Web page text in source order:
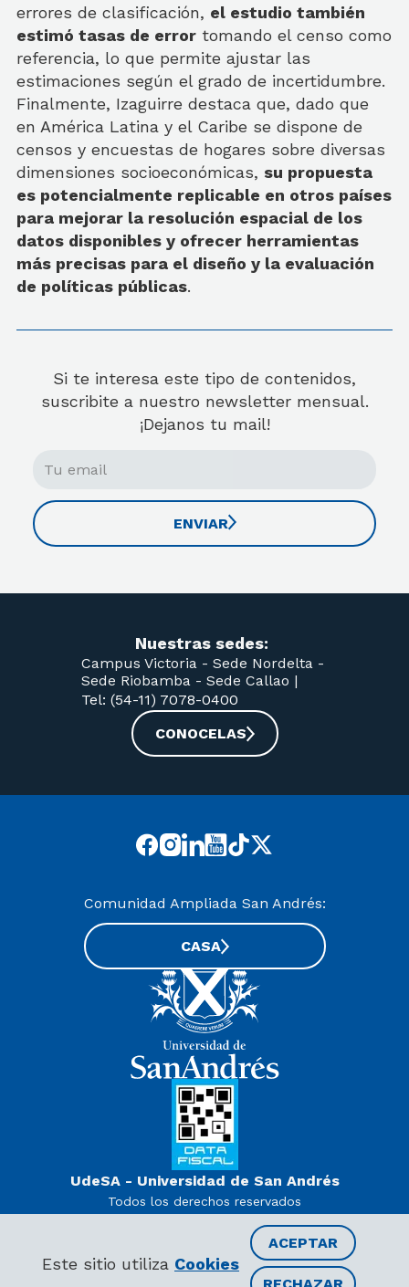
errores de clasificación, el estudio también
estimó tasas de error tomando el censo como
referencia, lo que permite ajustar las
estimaciones según el grado de incertidumbre.
Finalmente, Izaguirre destaca que, dado que
en América Latina y el Caribe se dispone de
censos y encuestas de hogares sobre diversas
dimensiones socioeconómicas, su propuesta
es potencialmente replicable en otros países
para mejorar la resolución espacial de los
datos disponibles y ofrecer herramientas
más precisas para el diseño y la evaluación
de políticas públicas.
Si te interesa este tipo de contenidos,
suscribite a nuestro newsletter mensual.
¡Dejanos tu mail!
ENVIAR
Este sitio utiliza Cookies
ACEPTAR
Nuestras sedes:
Campus Victoria - Sede Nordelta -
Sede Riobamba - Sede Callao |
Tel: (54-11) 7078-0400
CONOCELAS
UdeSA - Universidad de San Andrés
Todos los derechos reservados
Decreto PEN 978/07
Comunidad Ampliada San Andrés:
CASA